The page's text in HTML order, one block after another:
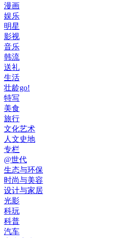
漫画
娱乐
明星
影视
音乐
韩流
送礼
生活
壮龄go!
特写
美食
旅行
文化艺术
人文史地
专栏
@世代
生态与环保
时尚与美容
设计与家居
光影
科玩
科普
汽车